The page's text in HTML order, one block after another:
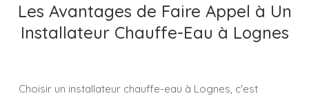
Les Avantages de Faire Appel à Un
Installateur Chauffe-Eau à Lognes
Choisir un installateur chauffe-eau à Lognes, c'est